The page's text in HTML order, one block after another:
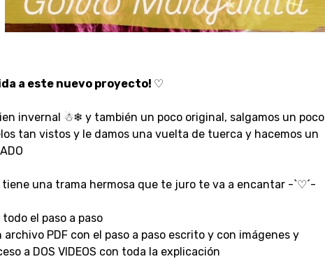
a este nuevo proyecto! ♡
invernal ☃❄ y también un poco original, salgamos un poco
tan vistos y le damos una vuelta de tuerca y hacemos un
una trama hermosa que te juro te va a encantar -`♡´-
el paso a paso
PDF con el paso a paso escrito y con imágenes y
a DOS VIDEOS con toda la explicación